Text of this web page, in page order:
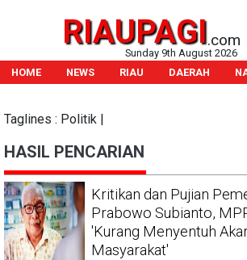
RIAUPAGI.com
Sunday 9th August 2026
HOME
NEWS RIAU DAERAH
Taglines : Politik |
HASIL PENCARIAN
Kritikan dan Pujian
Prabowo Subianto,
'Kurang Menyentuh
Masyarakat'